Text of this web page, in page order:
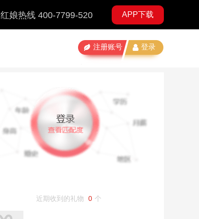
红娘热线 400-7799-520 APP下载
登录
注册账号
近期收到的礼物 0 个